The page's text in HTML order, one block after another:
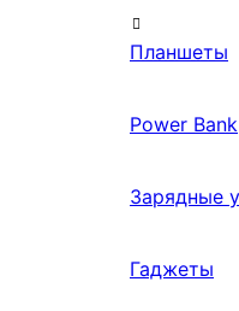
Планшеты
Power Bank
Зарядные
Гаджеты